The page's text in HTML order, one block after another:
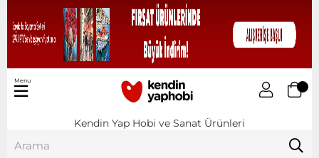
Kendin Yap Hobi ve Sanat Ürünleri
Menu